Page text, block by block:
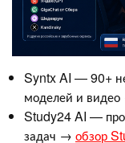
Syntx AI — 90+
моделей и
Study24 AI —
задач → обзор